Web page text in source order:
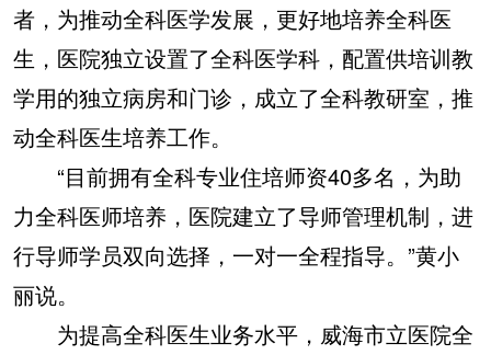
者，为推动全科医学发展，更好地培养全科医
生，医院独立设置了全科医学科，配置供培训教
学用的独立病房和门诊，成立了全科教研室，推
动全科医生培养工作。
“目前拥有全科专业住培师资40多名，为助
力全科医师培养，医院建立了导师管理机制，进
行导师学员双向选择，一对一全程指导。”黄小
丽说。
为提高全科医生业务水平，威海市立医院全